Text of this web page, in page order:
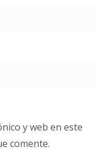
y web en este
comente.